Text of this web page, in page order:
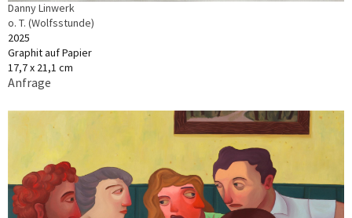
Danny Linwerk
o. T. (Wolfsstunde)
2025
Graphit auf Papier
17,7 x 21,1 cm
Anfrage